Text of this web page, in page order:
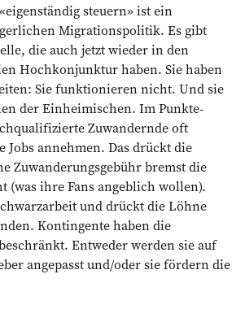
steuern» ist ein
Migrationspolitik. Es gibt
die auch jetzt wieder in den
Hochkonjunktur haben. Sie haben
Sie funk­tionieren nicht. Und sie
der Einheimischen. Im Punkte­
Zuwandernde oft
annehmen. Das drückt die
Zuwanderungsgebühr bremst die
(was ihre Fans angeblich wollen).
und drückt die Löhne
Kontingente haben die
Entweder werden sie auf
angepasst und/oder sie fördern die